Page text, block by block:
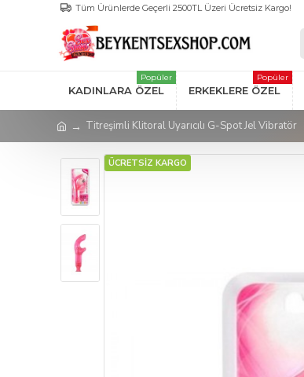
Tüm Ürünlerde Geçerli 2500TL Üzeri Ücretsiz Kargo!
KADINLARA ÖZEL
Popüler
ERKEKLERE ÖZEL
Popüler
Titreşimli Klitoral Uyarıcılı G-Spot Jel Vibratör
ÜCRETSİZ KARGO